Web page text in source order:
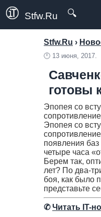
Stfw.Ru 🔍
Stfw.Ru ›
🕛 13 июня, 2017.
готовы
Эпопея со
Эпопея со
появления
четыре часа
Берем так,
лет? По два-
боя, как было
представьте
✆Читать IT-